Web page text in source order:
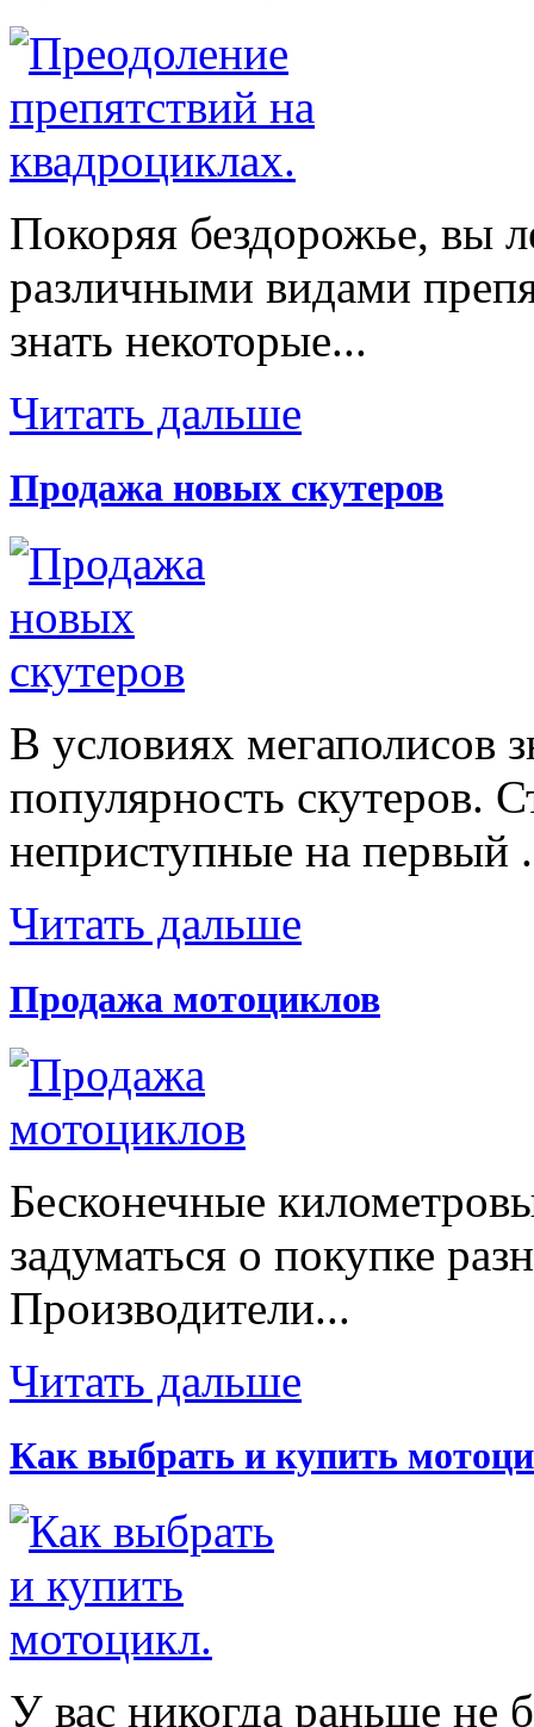
Покоряя бездорожье, вы
различными видами
знать некоторые...
Читать дальше
Продажа новых скутеров
В условиях мегаполисов
популярность скутеров.
неприступные на первый
Читать дальше
Продажа мотоциклов
Бесконечные
задуматься о покупке
Производители...
Читать дальше
Как выбрать и купить
У вас никогда раньше не